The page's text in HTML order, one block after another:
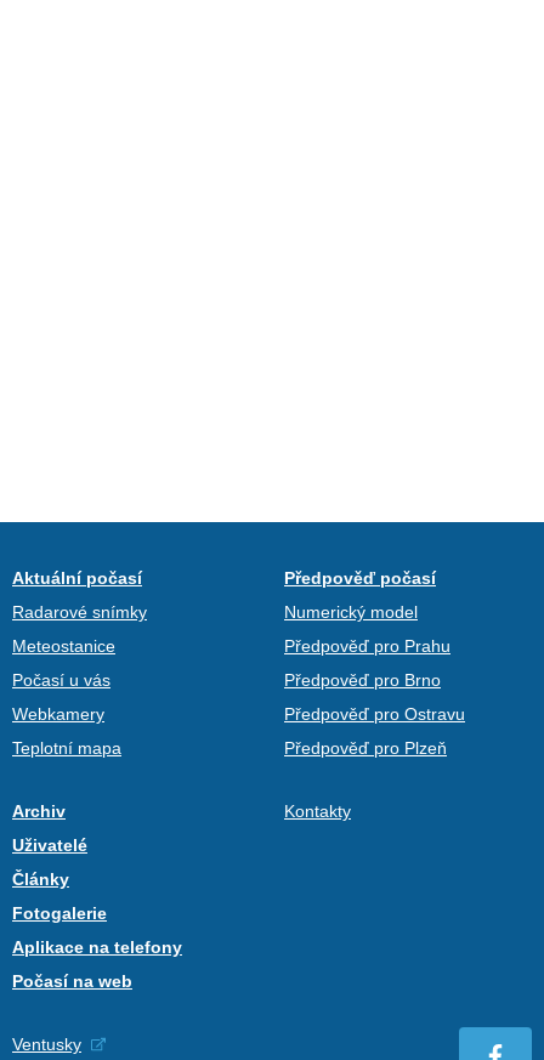
Aktuální počasí
Radarové snímky
Meteostanice
Počasí u vás
Webkamery
Teplotní mapa
Předpověď počasí
Numerický model
Předpověď pro Prahu
Předpověď pro Brno
Předpověď pro Ostravu
Předpověď pro Plzeň
Archiv
Uživatelé
Články
Fotogalerie
Aplikace na telefony
Počasí na web
Kontakty
Ventusky